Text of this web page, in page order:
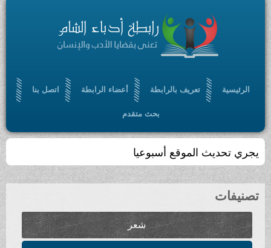
الرئيسية تعريف بالرابطة أعضاء الرابطة اتصل بنا
بحث متقدم
تجمّعٌ أدبي ، ثقافي ، مفتوح ، يسعى إلى الإسهام في
بلورة رؤيا أدبية حضارية ، من خلال أدب سامٍ ملتزم
تصنيفات
شعر